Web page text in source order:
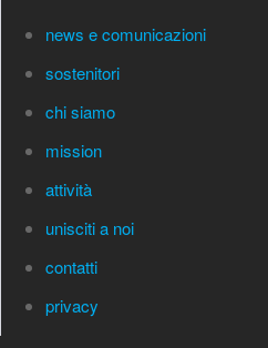
news e comunicazioni
sostenitori
chi siamo
mission
attività
unisciti a noi
contatti
privacy